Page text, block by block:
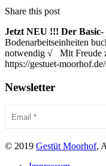
Share this post
Jetzt NEU !!! Der
Bodenarbeitseinheiten
notwendig √ Mit Freude
https://gestuet-
Newsletter
© 2019 Gestüt Moorhof,